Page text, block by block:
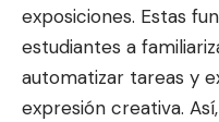
exposiciones. Estas
estudiantes a
automatizar tareas y
expresión creativa.